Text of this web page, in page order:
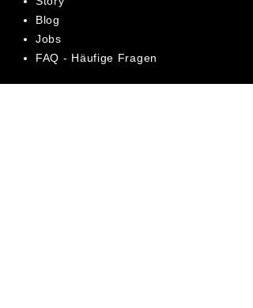
Blog
Jobs
FAQ - Häufige Fragen